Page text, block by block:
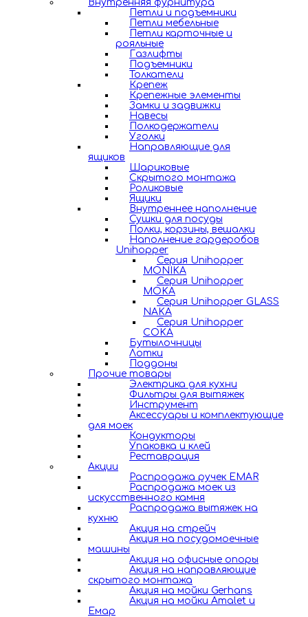
Внутренняя фурнитура
Петли и подъемники
Петли мебельные
Петли карточные и
рояльные
Газлифты
Подъемники
Толкатели
Крепеж
Крепежные элементы
Замки и задвижки
Навесы
Полкодержатели
Уголки
Направляющие для
ящиков
Шариковые
Скрытого монтажа
Роликовые
Ящики
Внутреннее наполнение
Сушки для посуды
Полки, корзины, вешалки
Наполнение гардеробов
Unihopper
Серия Unihopper
MONIKA
Серия Unihopper
MOKA
Серия Unihopper GLASS
NAKA
Серия Unihopper
COKA
Бутылочницы
Лотки
Поддоны
Прочие товары
Электрика для кухни
Фильтры для вытяжек
Инструмент
Аксессуары и комплектующие
для моек
Кондукторы
Упаковка и клей
Реставрация
Акции
Распродажа ручек EMAR
Распродажа моек из
искусственного камня
Распродажа вытяжек на
кухню
Акция на стрейч
Акция на посудомоечные
машины
Акция на офисные опоры
Акция на направляющие
скрытого монтажа
Акция на мойки Gerhans
Акция на мойки Amalet и
Емар